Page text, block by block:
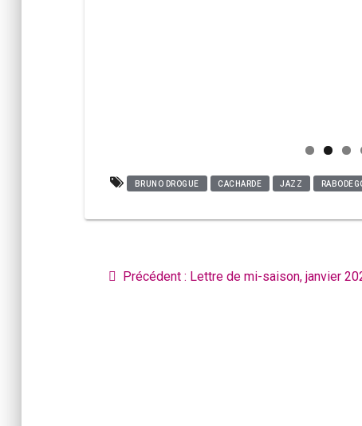
BRUNO DROGUE CACHARDE JAZZ
Précédent : Article
Lettre de mi-saison, janvier